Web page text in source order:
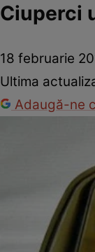
Ciuperci
18 februarie
Ultima
Adaugă-ne